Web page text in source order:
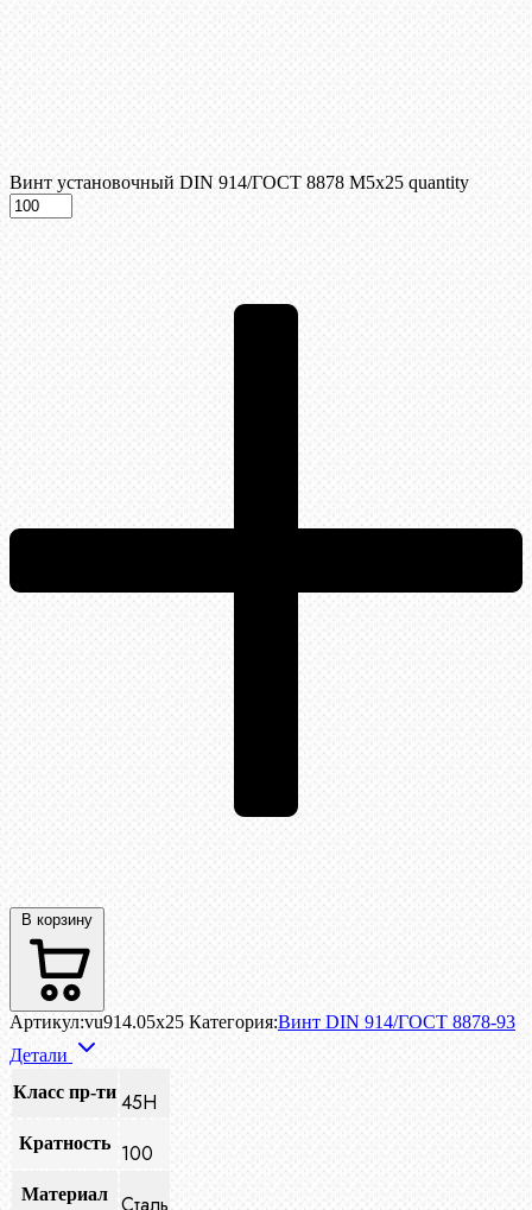
Винт установочный DIN 914/ГОСТ 8878 M5x25 quantity
В корзину
Артикул:vu914.05x25 Категория:Винт DIN 914/ГОСТ 8878-93
Детали
Класс пр-ти 45H
Кратность 100
Материал